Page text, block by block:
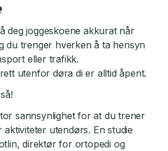
deg joggeskoene akkurat når
du trenger hverken å ta hensyn
eller trafikk.
utenfor døra di er alltid åpent.
sannsynlighet for at du trener
utendørs. En studie
direktør for ortopedi og